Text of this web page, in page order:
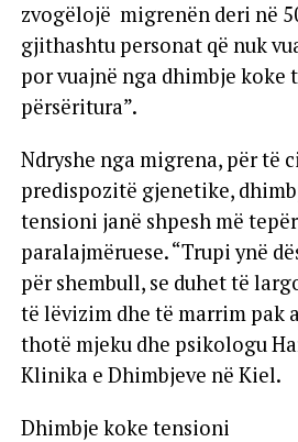
zvogëlojë migrenën deri në
gjithashtu personat që nuk
por vuajnë nga dhimbje koke
përsëritura”.
Ndryshe nga migrena, për të
predispozitë gjenetike,
tensioni janë shpesh më
paralajmëruese. “Trupi ynë
për shembull, se duhet të
të lëvizim dhe të marrim pak
thotë mjeku dhe psikologu
Klinika e Dhimbjeve në Kiel.
Dhimbje koke tensioni